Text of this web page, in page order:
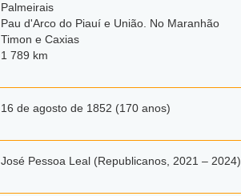
Palmeirais
Pau d'Arco do Piauí e União. No Maranhão
Timon e Caxias
1 789 km
16 de agosto de 1852 (170 anos)
José Pessoa Leal (Republicanos, 2021 – 2024)